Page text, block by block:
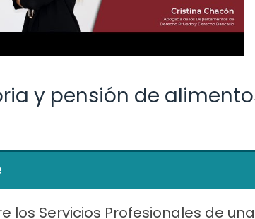
y pensión de
los Servicios Profesionales de